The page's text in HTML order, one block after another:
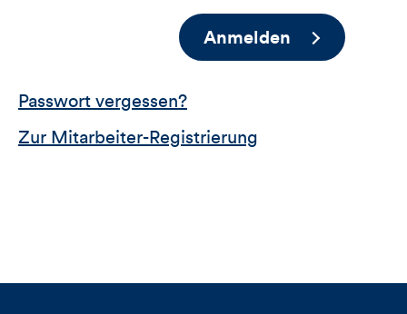
Anmelden
Passwort vergessen?
Zur Mitarbeiter-Registrierung